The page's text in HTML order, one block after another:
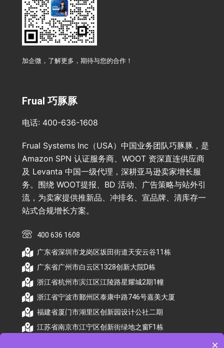
加企微，了解更多，期待与您的合作！
Frual 巧豚豚
电话: 400-636-1608
Frual Systems Inc（USA）中国业务团队巧豚豚，是
Amazon SPN 认证服务商、WOOT 资深直连供应商
及 Levanta 中国一级代理，深耕亚马逊卖家增长服
务。围绕 WOOT提报、BD 活动、广告策略与站外引
流，为卖家提供推新品、冲排名、宣品牌、清库存一
站式合规增长方案。
400 636 1608
广东省深圳市龙岗区坂田街道天安云谷11栋
广东省广州市白云区1328创新大院D栋
浙江省杭州市滨江区江陵路星耀城2期1幢
浙江省宁波市鄞州区泰康中路746号嘉美大厦
福建省厦门市湖里区创新园设计公社二期
江苏省南京市江宁区创新街绿地之窗F1栋
×